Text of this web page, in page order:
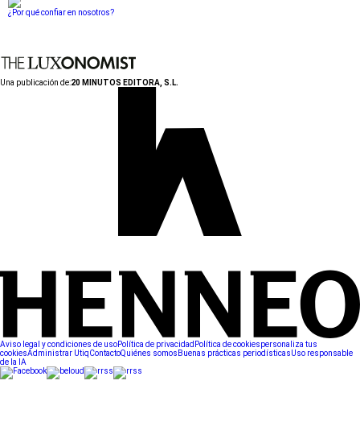
¿Por qué confiar en nosotros?
Una publicación de:20 MINUTOS EDITORA, S.L.
Aviso legal y condiciones de usoPolítica de privacidad Política de cookiespersonaliza tus
cookiesAdministrar UtiqContactoQuiénes somos Buenas prácticas periodísticasUso responsable
de la IA